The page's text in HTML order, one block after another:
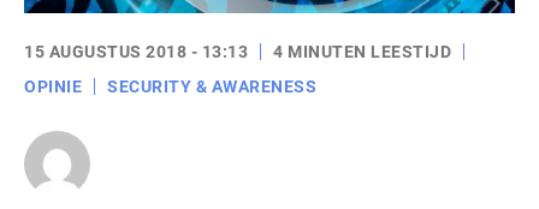
15 AUGUSTUS 2018 - 13:13
4 MINUTEN LEESTIJD
OPINIE
SECURITY & AWARENESS